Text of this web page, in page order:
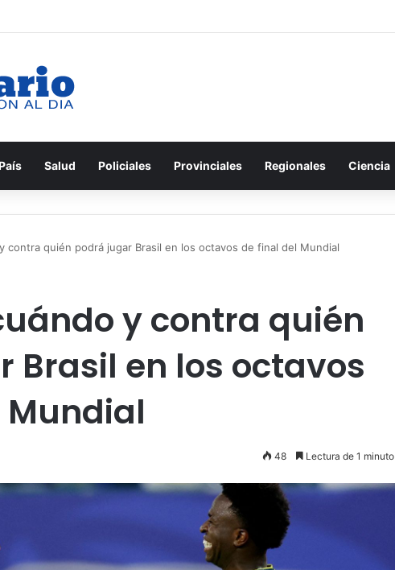
Salud Policiales Provinciales Regionales Ciencia
contra quién podrá jugar Brasil en los octavos de final del Mundial
y contra quién
Brasil en los octavos
48 Lectura de 1 minuto